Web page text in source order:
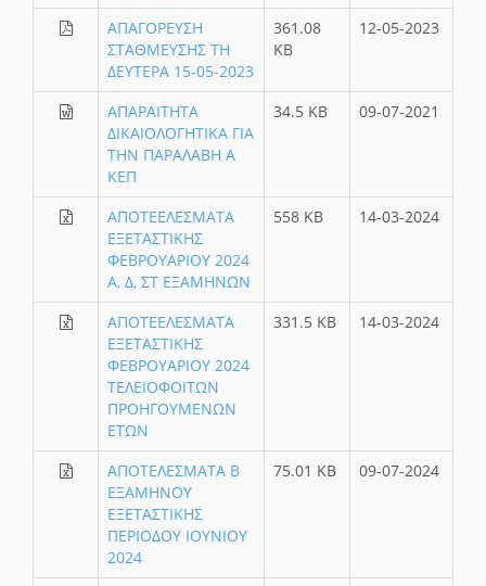
ΑΠΑΓΟΡΕΥΣΗ
ΣΤΑΘΜΕΥΣΗΣ ΤΗ
ΔΕΥΤΕΡΑ 15-05-2023
361.08
KB
12-05-2023
ΑΠΑΡΑΙΤΗΤΑ
ΔΙΚΑΙΟΛΟΓΗΤΙΚΑ ΓΙΑ
ΤΗΝ ΠΑΡΑΛΑΒΗ Α
ΚΕΠ
34.5 KB 09-07-2021
ΑΠΟΤΕΕΛΕΣΜΑΤΑ
ΕΞΕΤΑΣΤΙΚΗΣ
ΦΕΒΡΟΥΑΡΙΟΥ 2024
Α, Δ, ΣΤ ΕΞΑΜΗΝΩΝ
558 KB 14-03-2024
ΑΠΟΤΕΕΛΕΣΜΑΤΑ
ΕΞΕΤΑΣΤΙΚΗΣ
ΦΕΒΡΟΥΑΡΙΟΥ 2024
ΤΕΛΕΙΟΦΟΙΤΩΝ
ΠΡΟΗΓΟΥΜΕΝΩΝ
ΕΤΩΝ
331.5 KB 14-03-2024
ΑΠΟΤΕΛΕΣΜΑΤΑ Β
ΕΞΑΜΗΝΟΥ
ΕΞΕΤΑΣΤΙΚΗΣ
ΠΕΡΙΟΔΟΥ ΙΟΥΝΙΟΥ
2024
75.01 KB 09-07-2024